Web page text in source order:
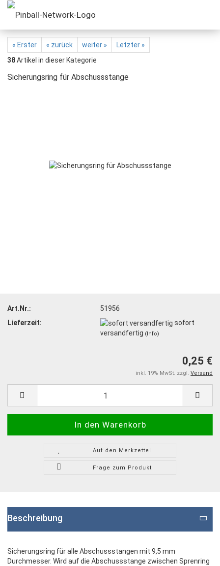
« Erster « zurück weiter »
Letzter »
38Artikel in dieser Kategorie
Sicherungsring für Abschussstange
Art.Nr.:
51956
Lieferzeit:
sofort
versandfertig (Info)
0,25 €
inkl. 19% MwSt. zzgl. Versand
Auf den Merkzettel
Frage zum Produkt
Beschreibung
Sicherungsring für alle Abschussstangen mit 9,5 mm
Durchmesser. Wird auf die Abschussstange zwischen Sprenring